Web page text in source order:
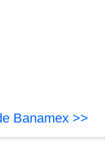
Banamex >>